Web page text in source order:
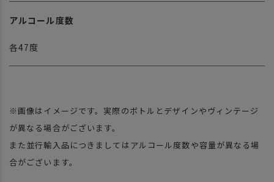
アルコール度数
各47度
※画像はイメージです。実際のボトルとデザインやヴィンテージ
が異なる場合がございます。
また並行輸入品につきましてはアルコール度数や容量が異なる場
合がございます。